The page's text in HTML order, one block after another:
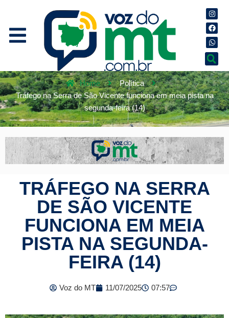
Home
Política
Tráfego na Serra de São Vicente funciona em meia pista na
segunda-feira (14)
TRÁFEGO NA SERRA
DE SÃO VICENTE
FUNCIONA EM MEIA
PISTA NA SEGUNDA-
FEIRA (14)
Voz do MT 11/07/2025 07:57